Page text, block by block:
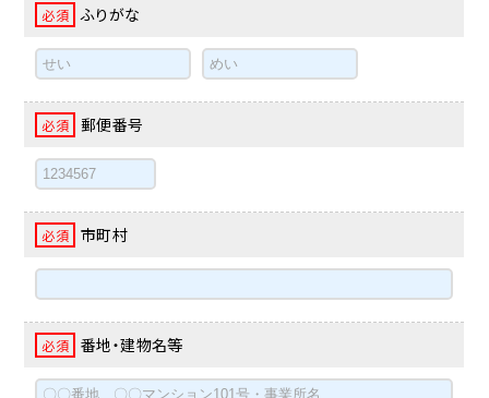
必須 ふりがな
必須 郵便番号
必須 市町村
必須 番地・建物名等